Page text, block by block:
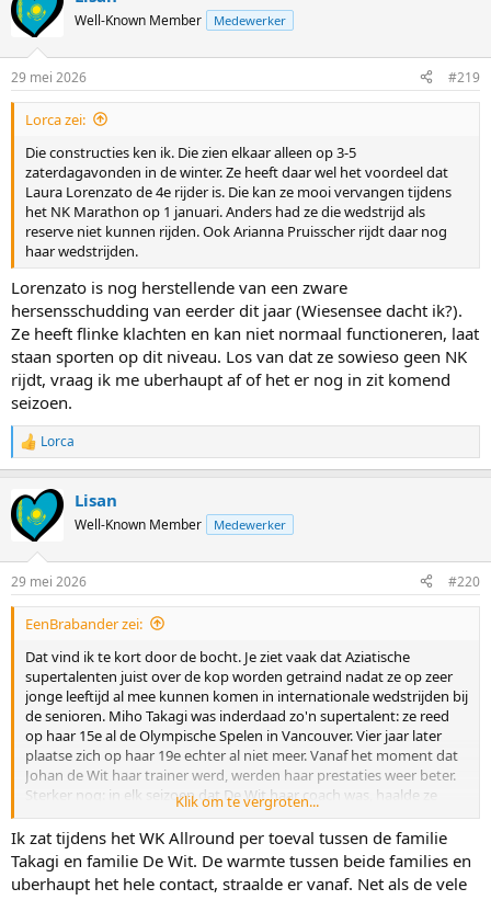
t
i
s
:
Well-Known Member Medewerker
29 mei 2026 #219
Lorca zei:
Die constructies ken ik. Die zien elkaar alleen op 3-5
zaterdagavonden in de winter. Ze heeft daar wel het voordeel dat
Laura Lorenzato de 4e rijder is. Die kan ze mooi vervangen tijdens
het NK Marathon op 1 januari. Anders had ze die wedstrijd als
reserve niet kunnen rijden. Ook Arianna Pruisscher rijdt daar nog
haar wedstrijden.
Lorenzato is nog herstellende van een zware
hersensschudding van eerder dit jaar (Wiesensee dacht ik?).
Ze heeft flinke klachten en kan niet normaal functioneren, laat
staan sporten op dit niveau. Los van dat ze sowieso geen NK
rijdt, vraag ik me uberhaupt af of het er nog in zit komend
seizoen.
R
e
c
t
i
s
:
Lorca
Lisan
Well-Known Member Medewerker
29 mei 2026 #220
EenBrabander zei:
Dat vind ik te kort door de bocht. Je ziet vaak dat Aziatische
supertalenten juist over de kop worden getraind nadat ze op zeer
jonge leeftijd al mee kunnen komen in internationale wedstrijden bij
de senioren. Miho Takagi was inderdaad zo'n supertalent: ze reed
op haar 15e al de Olympische Spelen in Vancouver. Vier jaar later
plaatse zich op haar 19e echter al niet meer. Vanaf het moment dat
Johan de Wit haar trainer werd, werden haar prestaties weer beter.
Sterker nog: in elk seizoen dat De Wit haar coach was, haalde ze
minimaal twee medailles op een wereldkampioenschap of
Olympische Spelen. We hebben het dan over de periode van 2016
tot en met 2026. Het enige jaar dat daarin ontbreekt is uiteraard het
coronajaar, waarin ze verschrikkelijk goede tijden reed in Nagano,
maar niet mee mocht doen in de schaatsbubbel.
Klik om te vergroten...
Ik zat tijdens het WK Allround per toeval tussen de familie
Takagi en familie De Wit. De warmte tussen beide families en
uberhaupt het hele contact, straalde er vanaf. Net als de vele